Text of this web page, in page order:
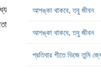
আশঙ্কা থাকবে, তবু জীবন
আশঙ্কা থাকবে, তবু জীবন
প্রতিবার শীতে ভিজে তুমি